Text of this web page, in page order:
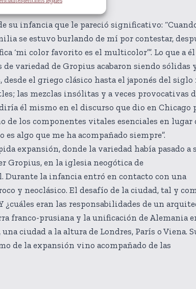
su infancia que le pareció significativo:
se estuvo burlando de mí por contestar,
‘mi color favorito es el multicolor’”. Lo que a
variedad de Gropius acabaron siendo sólidas
el griego clásico hasta el japonés del siglo
las mezclas insólitas y a veces provocativas
él mismo en el discurso que dio en Chicago
de los componentes vitales esenciales en lugar
algo que me ha acompañado siempre”.
expansión, donde la variedad había pasado a
Gropius, en la iglesia neogótica de
la infancia entró en contacto con una
y neoclásico. El desafío de la ciudad, tal y
¿cuáles eran las responsabilidades de un
franco-prusiana y la unificación de Alemania
ciudad a la altura de Londres, París o Viena.
de la expansión vino acompañado de las